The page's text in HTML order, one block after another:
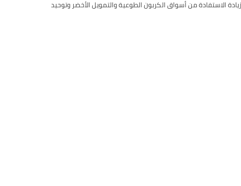
الاستفادة من أسواق الكربون الطوعية والتمويل الأخضر وتوحيد